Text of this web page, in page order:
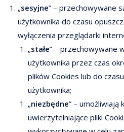
„sesyjne” – przechowywane
użytkownika do czasu
wyłączenia przeglądarki
„stałe” – przechowywane
użytkownika przez czas
plików Cookies lub do
użytkownika;
„niezbędne” – umożliwiają
uwierzytelniające pliki